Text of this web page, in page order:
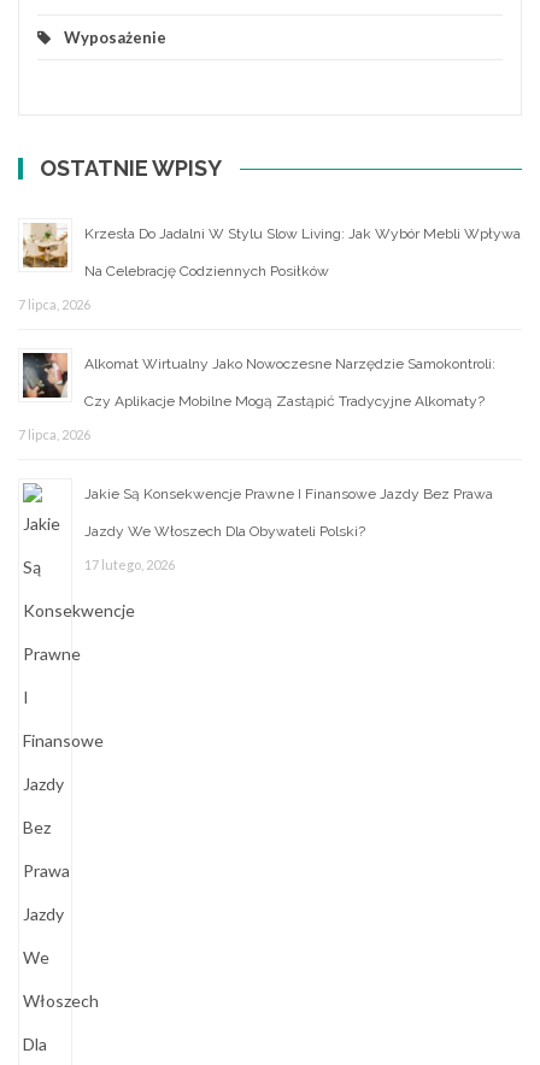
Wyposażenie
OSTATNIE WPISY
Krzesła Do Jadalni W Stylu Slow Living: Jak Wybór Mebli Wpływa
Na Celebrację Codziennych Posiłków
7 lipca, 2026
Alkomat Wirtualny Jako Nowoczesne Narzędzie Samokontroli:
Czy Aplikacje Mobilne Mogą Zastąpić Tradycyjne Alkomaty?
7 lipca, 2026
Jakie Są Konsekwencje Prawne I Finansowe Jazdy Bez Prawa
Jazdy We Włoszech Dla Obywateli Polski?
17 lutego, 2026